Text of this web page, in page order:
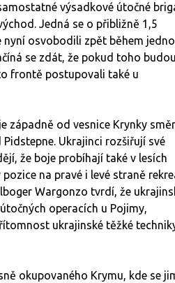
výsadkové útočné
Jedná se o přibližně 1,5
nyní osvobodili zpět během
se zdát, že pokud toho budou
frontě postupovali také u
západně od vesnice Krynky
Ukrajinci rozšiřují své
že boje probíhají také v lesích
na pravé i levé straně
Wargonzo tvrdí, že
operacích u Pojimy,
ukrajinské těžké
okupovaného Krymu, kde se